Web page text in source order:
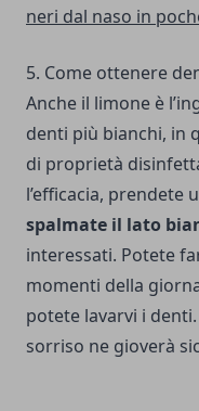
neri dal naso in
5. Come ottenere
Anche il limone è
denti più bianchi, in
di proprietà
l’efficacia, prendete
spalmate il lato
interessati. Potete
momenti della
potete lavarvi i
sorriso ne gioverà